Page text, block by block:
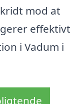
mod at
effektivt
i Vadum i